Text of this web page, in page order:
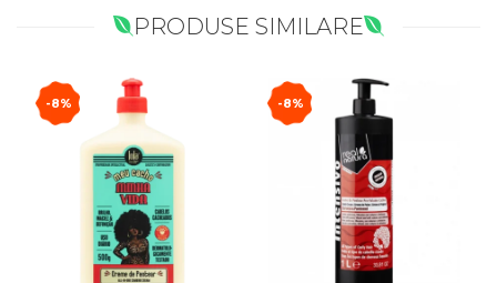
PRODUSE SIMILARE
-8% -8%